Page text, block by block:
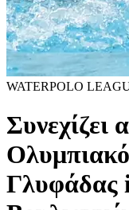
WATERPOLO
Συνεχίζει
Γλυφάδας